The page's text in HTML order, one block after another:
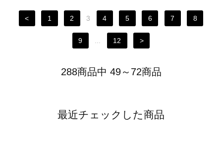
< 1 2 3 4 5 6 7 8
9 12 >
288商品中 49～72商品
最近チェックした商品